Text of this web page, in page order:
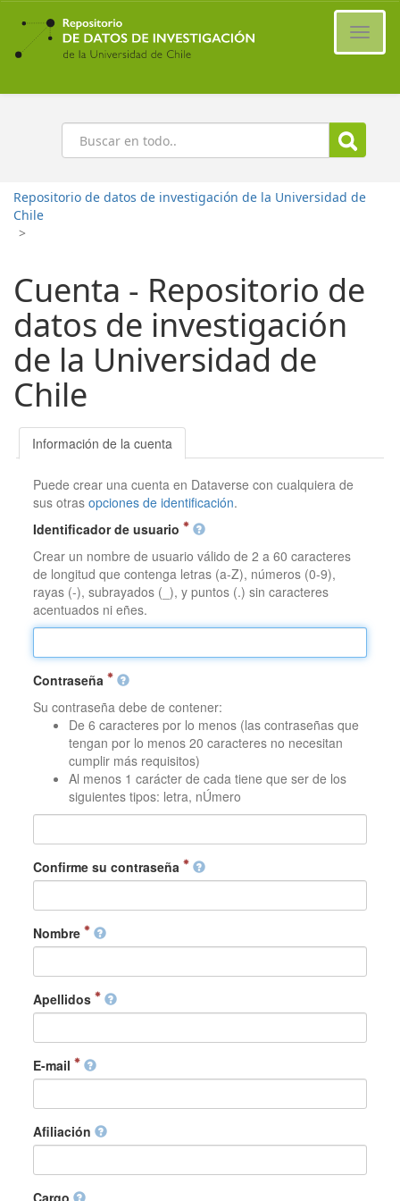
Ir
contenido
principal
Buscar
Repositorio de datos de investigación de la Universidad de
Chile
>
Cuenta - Repositorio de
datos de investigación
de la Universidad de
Chile
Información de la cuenta
Puede crear una cuenta en Dataverse con cualquiera de
sus otrasopciones de identificación.
Identificador de usuario
Crear un nombre de usuario válido de 2 a 60 caracteres
de longitud que contenga letras (a-Z), números (0-9),
rayas (-), subrayados (_), y puntos (.) sin caracteres
acentuados ni eñes.
Contraseña
Su contraseña debe de contener:
De 6 caracteres por lo menos (las contraseñas que
tengan por lo menos 20 caracteres no necesitan
cumplir más requisitos)
Al menos 1 carácter de cada tiene que ser de los
siguientes tipos: letra, nÚmero
Confirme su contraseña
Nombre
Apellidos
E-mail
Afiliación
Cargo